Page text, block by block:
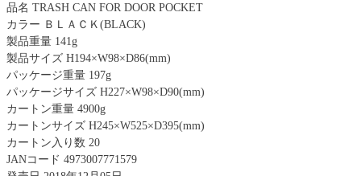
品名 TRASH CAN FOR DOOR POCKET
カラー ＢＬＡＣＫ(BLACK)
製品重量 141g
製品サイズ H194×W98×D86(mm)
パッケージ重量 197g
パッケージサイズ H227×W98×D90(mm)
カートン重量 4900g
カートンサイズ H245×W525×D395(mm)
カートン入り数 20
JANコード 4973007771579